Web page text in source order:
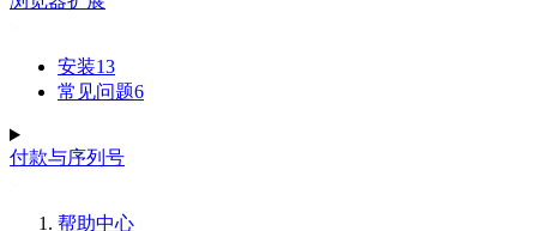
安装13
常见问题6
付款与序列号
帮助中心